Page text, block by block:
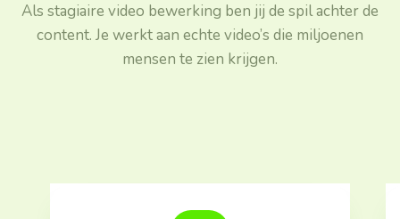
Als stagiaire video bewerking ben jij de spil achter de
content. Je werkt aan echte video’s die miljoenen
mensen te zien krijgen.